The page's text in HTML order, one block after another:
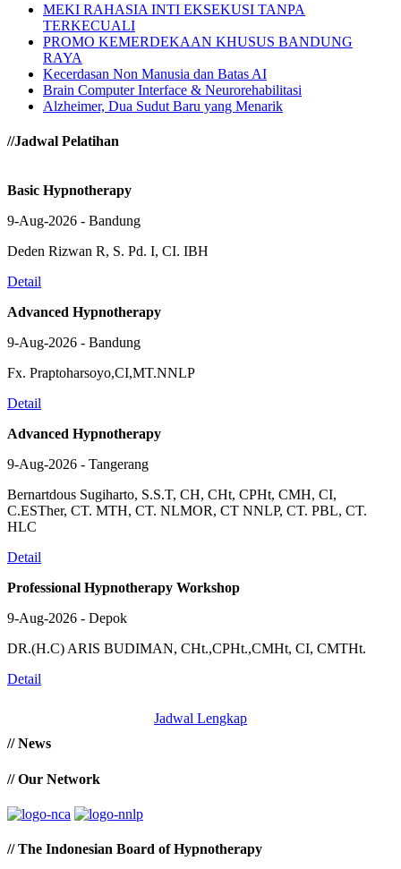
MEKI RAHASIA INTI EKSEKUSI TANPA
TERKECUALI
PROMO KEMERDEKAAN KHUSUS BANDUNG
RAYA
Kecerdasan Non Manusia dan Batas AI
Brain Computer Interface & Neurorehabilitasi
Alzheimer, Dua Sudut Baru yang Menarik
//Jadwal Pelatihan
Basic Hypnotherapy
9-Aug-2026 - Bandung
Deden Rizwan R, S. Pd. I, CI. IBH
Detail
Advanced Hypnotherapy
9-Aug-2026 - Bandung
Fx. Praptoharsoyo,CI,MT.NNLP
Detail
Advanced Hypnotherapy
9-Aug-2026 - Tangerang
Bernartdous Sugiharto, S.S.T, CH, CHt, CPHt, CMH, CI,
C.ESTher, CT. MTH, CT. NLMOR, CT NNLP, CT. PBL, CT.
HLC
Detail
Professional Hypnotherapy Workshop
9-Aug-2026 - Depok
DR.(H.C) ARIS BUDIMAN, CHt.,CPHt.,CMHt, CI, CMTHt.
Detail
Jadwal Lengkap
// News
// Our Network
// The Indonesian Board of Hypnotherapy